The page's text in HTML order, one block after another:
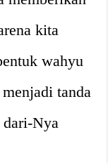
kita
wahyu
tanda
dari-Nya